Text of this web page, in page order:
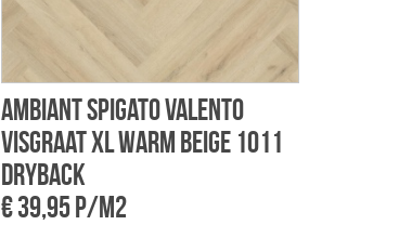
Ambiant Spigato Valento
visgraat XL warm beige 1011
dryback
€ 39,95 p/m2